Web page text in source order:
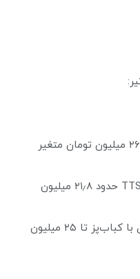
مدل TTG‑159109 از حدود ۱۷٫۵ تا ۲۶ میلیون تومان متغیر
مدل‌های پنج شعله مانند TTSN15920 حدود ۲۱٫۸ میلیون
برخی مدل‌های سفارشی یا رومیزی با کباب‌پز تا ۲۵ میلیون